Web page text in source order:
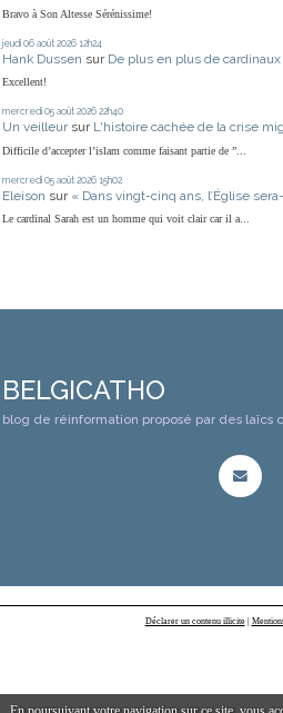
Bravo à Son Altesse Sérénissime!
jeudi 06 août 2026 12h24
Hank Dussen sur De plus en plus de
Excellent!
mercredi 05 août 2026 22h40
Un veilleur sur L'histoire cachée de la crise
Difficile d’accepter l’islam comme faisant partie de ”...
mercredi 05 août 2026 15h02
Eleison sur « Dans vingt-cinq ans, l’Église
Le cardinal Sarah est un homme qui voit clair car il a...
BELGICATHO
blog de réinformation proposé par des laïcs
Déclarer un contenu illicite|